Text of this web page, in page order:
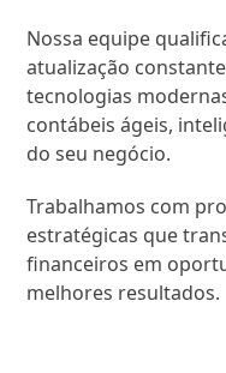
Nossa equipe
atualização
tecnologias
contábeis ágeis,
do seu negócio.
Trabalhamos com
estratégicas que
financeiros em
melhores resultados.